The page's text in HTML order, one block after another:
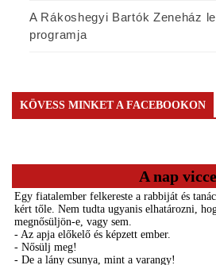
A Rákoshegyi Bartók Zeneház
programja
KÖVESS MINKET A FACEBOOKON
A nap vicce